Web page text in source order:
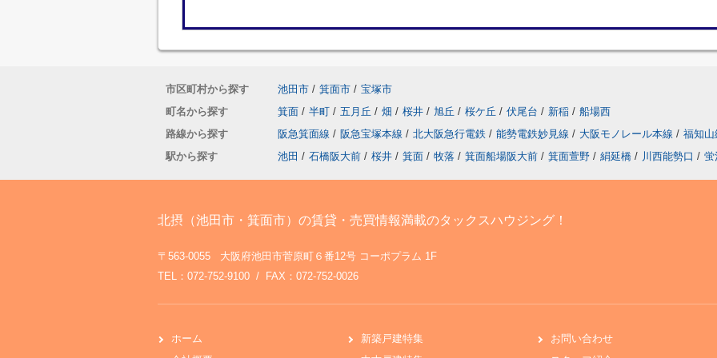
市区町村から探す 池田市 / 箕面市 / 宝塚市
町名から探す
箕面 / 半町 / 五月丘 / 畑 / 桜井 / 旭丘 / 桜ケ丘 / 伏尾台 / 新稲 / 船場西
路線から探す
阪急箕面線 / 阪急宝塚本線 / 北大阪急行電鉄 / 能勢電鉄妙見線 / 大阪モノレール本線 / 福知山
駅から探す
池田 / 石橋阪大前 / 桜井 / 箕面 / 牧落 / 箕面船場阪大前 / 箕面萱野 / 絹延橋 / 川西能勢口 / 蛍
北摂（池田市・箕面市）の賃貸・売買情報満載のタックスハウジング！
〒563-0055 大阪府池田市菅原町６番12号 コーポプラム 1F
TEL：072-752-9100 / FAX：072-752-0026
ホーム
新築戸建特集
お問い合わせ